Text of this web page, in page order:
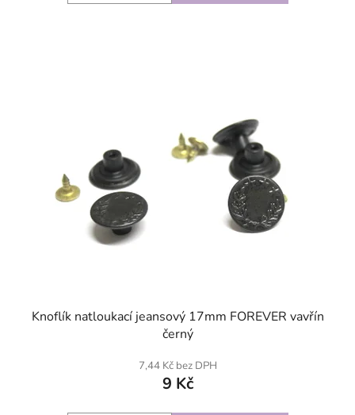
Knoflík natloukací jeansový 17mm FOREVER vavřín
černý
7,44 Kč bez DPH
9 Kč